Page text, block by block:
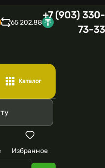
65 202,88
+7 (903) 330-
73-33
Каталог
Избранное